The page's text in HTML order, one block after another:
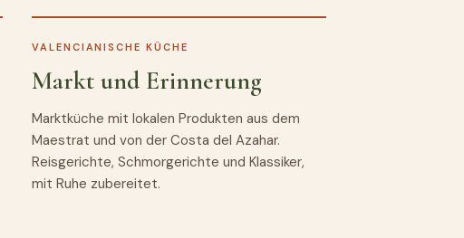
VALENCIANISCHE KÜCHE
Markt und Erinnerung
Marktküche mit lokalen Produkten aus dem
Maestrat und von der Costa del Azahar.
Reisgerichte, Schmorgerichte und Klassiker,
mit Ruhe zubereitet.